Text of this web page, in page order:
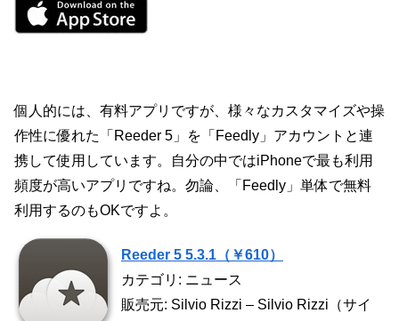
個人的には、有料アプリですが、様々なカスタマイズや操
作性に優れた「Reeder 5」を「Feedly」アカウントと連
携して使用しています。自分の中ではiPhoneで最も利用
頻度が高いアプリですね。勿論、「Feedly」単体で無料
利用するのもOKですよ。
Reeder 5 5.3.1（￥610）
カテゴリ: ニュース
販売元: Silvio Rizzi – Silvio Rizzi（サイ